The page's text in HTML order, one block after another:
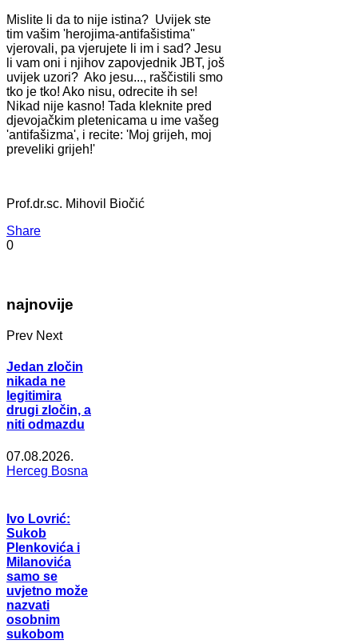
Mislite li da to nije istina? Uvijek ste
tim vašim 'herojima-antifašistima''
vjerovali, pa vjerujete li im i sad? Jesu
li vam oni i njihov zapovjednik JBT, još
uvijek uzori? Ako jesu..., raščistili smo
tko je tko! Ako nisu, odrecite ih se!
Nikad nije kasno! Tada kleknite pred
djevojačkim pletenicama u ime vašeg
'antifašizma', i recite: 'Moj grijeh, moj
preveliki grijeh!'
Prof.dr.sc. Mihovil Biočić
Share
0
najnovije
Prev Next
Jedan zločin
nikada ne
legitimira
drugi zločin, a
niti odmazdu
07.08.2026.
Herceg Bosna
Ivo Lovrić:
Sukob
Plenkovića i
Milanovića
samo se
uvjetno može
nazvati
osobnim
sukobom